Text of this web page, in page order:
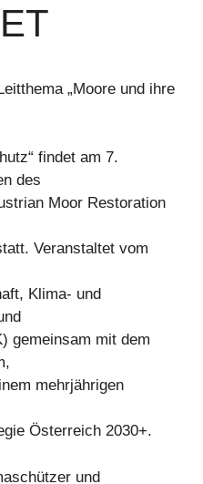
„Moore und ihre
findet am 7.
des
Moor Restoration
Veranstaltet vom
Klima- und
gemeinsam mit dem
mehrjährigen
Österreich 2030+.
und